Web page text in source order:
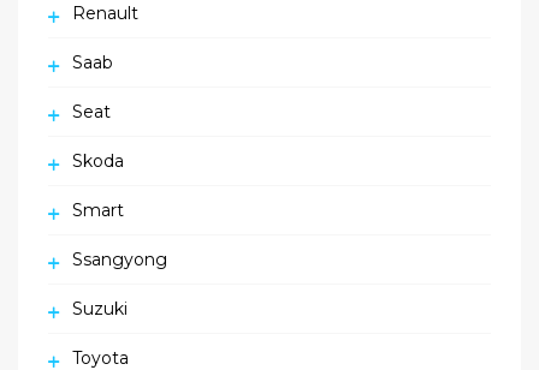
Renault
Saab
Seat
Skoda
Smart
Ssangyong
Suzuki
Toyota